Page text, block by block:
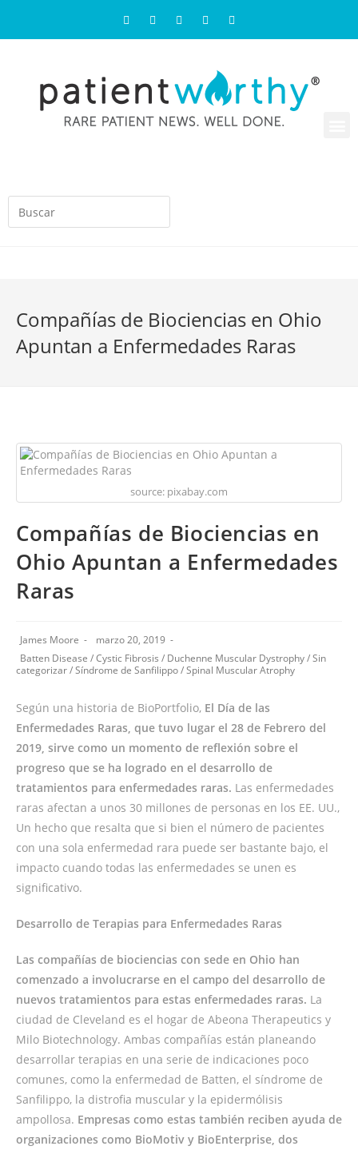
Compañías de Biociencias en Ohio
Apuntan a Enfermedades Raras
source: pixabay.com
Compañías de Biociencias en
Ohio Apuntan a Enfermedades
Raras
James Moore
marzo 20, 2019
Batten Disease /Cystic Fibrosis / Duchenne Muscular Dystrophy/Sin
categorizar/Síndrome de Sanfilippo/Spinal Muscular Atrophy
Según una historia de BioPortfolio, El Día de las
Enfermedades Raras, que tuvo lugar el 28 de Febrero del
2019, sirve como un momento de reflexión sobre el
progreso que se ha logrado en el desarrollo de
tratamientos para enfermedades raras. Las enfermedades
raras afectan a unos 30 millones de personas en los EE. UU.,
Un hecho que resalta que si bien el número de pacientes
con una sola enfermedad rara puede ser bastante bajo, el
impacto cuando todas las enfermedades se unen es
significativo.
Desarrollo de Terapias para Enfermedades Raras
Las compañías de biociencias con sede en Ohio han
comenzado a involucrarse en el campo del desarrollo de
nuevos tratamientos para estas enfermedades raras. La
ciudad de Cleveland es el hogar de Abeona Therapeutics y
Milo Biotechnology. Ambas compañías están planeando
desarrollar terapias en una serie de indicaciones poco
comunes, como la enfermedad de Batten, el síndrome de
Sanfilippo, la distrofia muscular y la epidermólisis
ampollosa. Empresas como estas también reciben ayuda de
organizaciones como BioMotiv y BioEnterprise, dos